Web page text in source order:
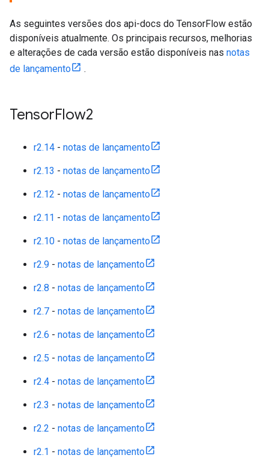
As seguintes versões dos api-docs do TensorFlow estão
disponíveis atualmente. Os principais recursos, melhorias
e alterações de cada versão estão disponíveis nas notas
de lançamento
.
TensorFlow2
r2.14 - notas de lançamento
r2.13 - notas de lançamento
r2.12 - notas de lançamento
r2.11 - notas de lançamento
r2.10 - notas de lançamento
r2.9 - notas de lançamento
r2.8 - notas de lançamento
r2.7 - notas de lançamento
r2.6 - notas de lançamento
r2.5 - notas de lançamento
r2.4 - notas de lançamento
r2.3 - notas de lançamento
r2.2 - notas de lançamento
r2.1 - notas de lançamento